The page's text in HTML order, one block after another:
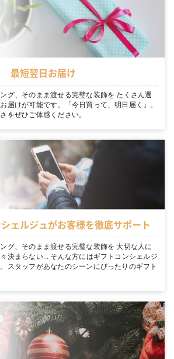
最短翌日お届け
グ、そのまま渡せる完璧な装飾を たくさん選
届けが可能です。「今日買って、明日届く」。
をぜひご体感ください。
ェルジュがお客様を徹底サポート
グ、そのまま渡せる完璧な装飾を 大切な人に
決まらない… そんな方にはギフトコンシェルジ
スタッフがあなたのシーンにぴったりのギフト